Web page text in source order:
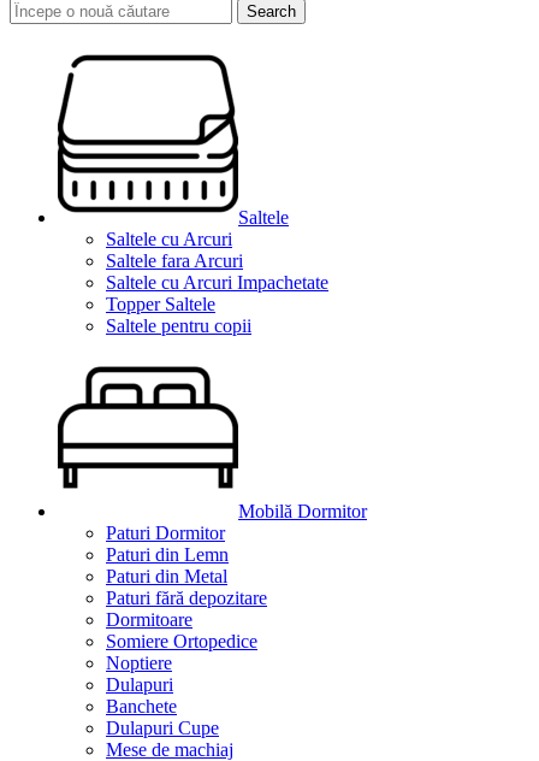
Search
Saltele
Saltele cu Arcuri
Saltele fara Arcuri
Saltele cu Arcuri Impachetate
Topper Saltele
Saltele pentru copii
Mobilă Dormitor
Paturi Dormitor
Paturi din Lemn
Paturi din Metal
Paturi fără depozitare
Dormitoare
Somiere Ortopedice
Noptiere
Dulapuri
Banchete
Dulapuri Cupe
Mese de machiaj